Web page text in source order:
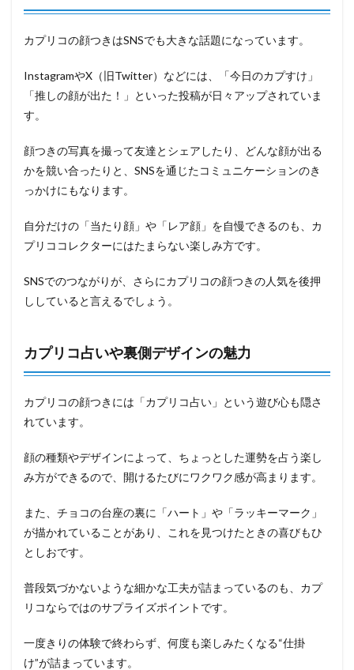
カプリコの顔つきはSNSでも大きな話題になっています。
InstagramやX（旧Twitter）などには、「今日のカプすけ」
「推しの顔が出た！」といった投稿が日々アップされていま
す。
顔つきの写真を撮って友達とシェアしたり、どんな顔が出る
かを競い合ったりと、SNSを通じたコミュニケーションのき
っかけにもなります。
自分だけの「当たり顔」や「レア顔」を自慢できるのも、カ
プリココレクターにはたまらない楽しみ方です。
SNSでのつながりが、さらにカプリコの顔つきの人気を後押
ししていると言えるでしょう。
カプリコ占いや裏側デザインの魅力
カプリコの顔つきには「カプリコ占い」という遊び心も隠さ
れています。
顔の種類やデザインによって、ちょっとした運勢を占う楽し
み方ができるので、開けるたびにワクワク感が高まります。
また、チョコの台座の裏に「ハート」や「ラッキーマーク」
が描かれていることがあり、これを見つけたときの喜びもひ
としおです。
普段気づかないような細かな工夫が詰まっているのも、カプ
リコならではのサプライズポイントです。
一度きりの体験で終わらず、何度も楽しみたくなる“仕掛
け”が詰まっています。